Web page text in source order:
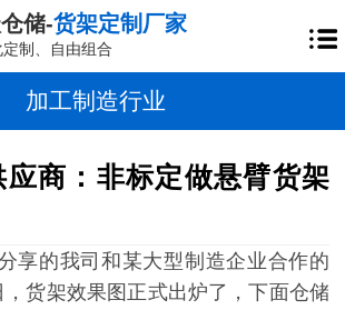
储-货架定制厂家
制、自由组合
加工制造行业
商：非标定做悬臂货架
享的我司和某大型制造企业合作的
，货架效果图正式出炉了，下面仓储